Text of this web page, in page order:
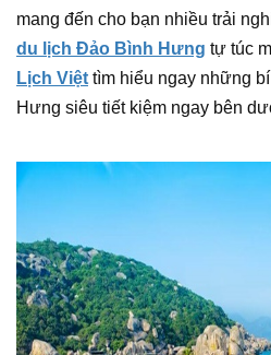
mang đến cho bạn nhiều trải
du lịch Đảo Bình Hưng tự túc
Lịch Việt tìm hiểu ngay những
Hưng siêu tiết kiệm ngay bên